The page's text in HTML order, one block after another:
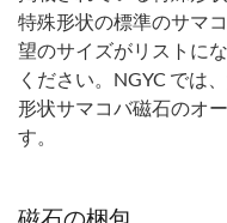
特殊形状の標準のサマ
望のサイズがリストに
ください。NGYC では
形状サマコバ磁石のオ
す。